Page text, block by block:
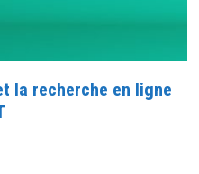
la recherche en ligne